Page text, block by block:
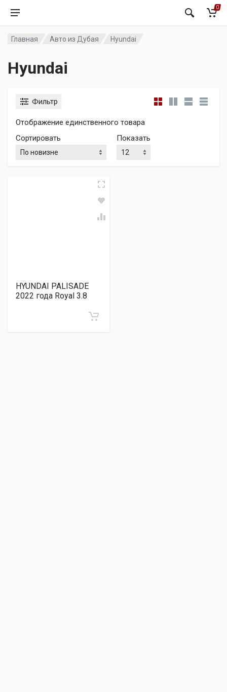
0
Главная Авто из Дубая Hyundai
Hyundai
Фильтр
Отображение единственного товара
Сортировать
Показать
HYUNDAI PALISADE
2022 года Royal 3.8